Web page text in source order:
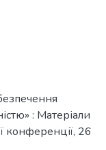
: Матеріали
конференції, 26